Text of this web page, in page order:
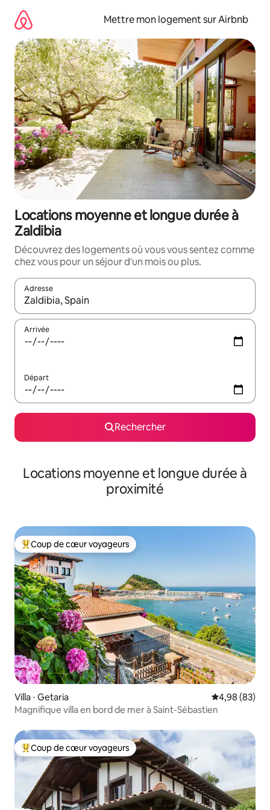
directement
contenu
Mettre mon logement sur Airbnb
Locations moyenne et longue durée à
Zaldibia
Découvrez des logements où vous vous sentez comme
chez vous pour un séjour d'un mois ou plus.
Adresse
Lorsque les résultats s'affichent, utilisez les flèches vers le
Arrivée
Départ
Rechercher
Locations moyenne et longue durée à
proximité
Coups de cœur voyageurs les plus appréciés
Coup de cœur voyageurs
Villa ⋅ Getaria Évaluation
4,98 (83)
Magnifique villa en bord de mer à Saint-Sébastien
Coups de cœur voyageurs les plus appréciés
Coup de cœur voyageurs